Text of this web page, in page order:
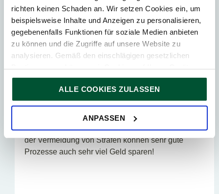
richten keinen Schaden an. Wir setzen Cookies ein, um
beispielsweise Inhalte und Anzeigen zu personalisieren,
gegebenenfalls Funktionen für soziale Medien anbieten
zu können und die Zugriffe auf unsere Website zu
analysieren. Gemäß den einschlägigen gesetzlichen
Bestimmungen können wir Cookies auf Ihrem Gerät
speichern, wenn diese für den Betrieb unserer Website
unbedingt notwendig sind. Für alle anderen Cookie-Typen
ersuchen wir um Ihre Einwilligung.
Sie können Ihre Einwilligung jederzeit in der
ALLE COOKIES ZULASSEN
ANPASSEN
TPA Tipp
Nutzen Sie den Wartungserlass als Anlass für
einen
USt‑Check Ihrer Prozesse – insbesondere
bei:
Vertragsgestaltung
Liefer- und Leistungsprozessen
Förderungen & Zuschüssen
Sonderthemen (PV, Krypto, E‑Mobilität)
Ihr TPA-Berater unterstützt Sie dabei gerne. Neben
der Vermeidung von Strafen können sehr gute
Prozesse auch sehr viel Geld sparen!